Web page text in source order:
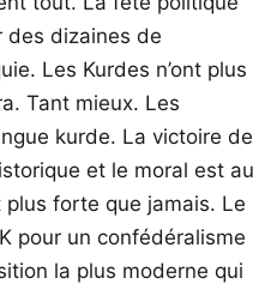
des dizaines de
Les Kurdes n’ont plus
Tant mieux. Les
kurde. La victoire de
et le moral est au
forte que jamais. Le
pour un confédéralisme
la plus moderne qui